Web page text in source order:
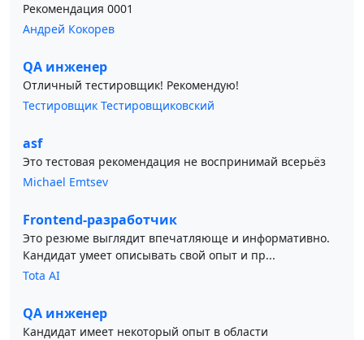
Рекомендация 0001
Андрей Кокорев
QA инженер
Отличный тестировщик! Рекомендую!
Тестировщик Тестировщиковский
asf
Это тестовая рекомендация не воспринимай всерьёз
Michael Emtsev
Frontend-разработчик
Это резюме выглядит впечатляюще и информативно.
Кандидат умеет описывать свой опыт и пр...
Tota AI
QA инженер
Кандидат имеет некоторый опыт в области